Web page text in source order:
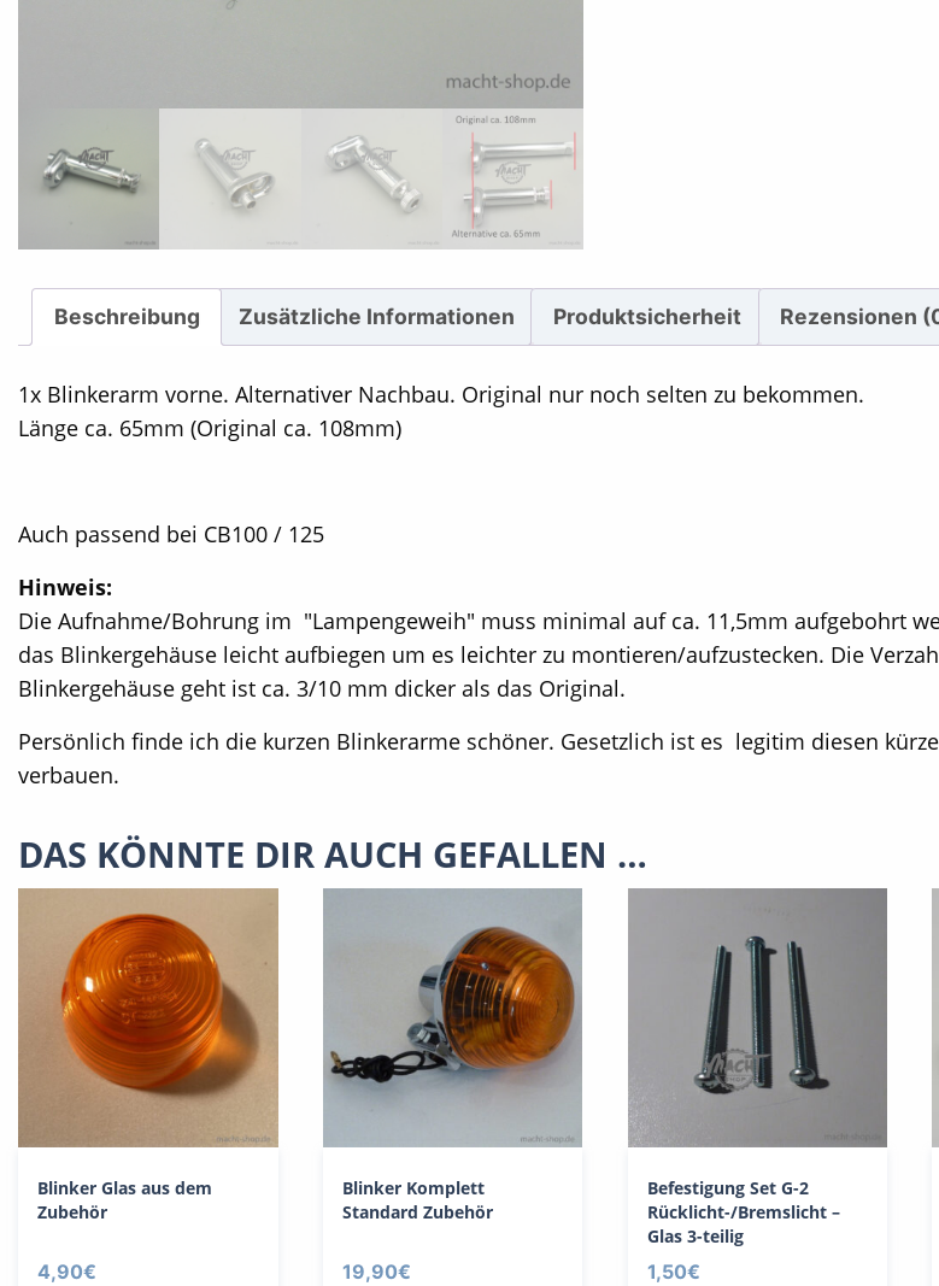
Beschreibung Zusätzliche Informationen Produktsicherheit Rezensionen
1x Blinkerarm vorne. Alternativer Nachbau. Original nur noch selten zu bekommen.
Länge ca. 65mm (Original ca. 108mm)
Auch passend bei CB100 / 125
Hinweis:
Die Aufnahme/Bohrung im "Lampengeweih" muss minimal auf ca. 11,5mm aufgebohrt
das Blinkergehäuse leicht aufbiegen um es leichter zu montieren/aufzustecken. Die
Blinkergehäuse geht ist ca. 3/10 mm dicker als das Original.
Persönlich finde ich die kurzen Blinkerarme schöner. Gesetzlich ist es legitim diesen
verbauen.
DAS KÖNNTE DIR AUCH GEFALLEN …
Blinker Glas aus dem
Zubehör
4,90€
Blinker Komplett
Standard Zubehör
19,90€
Befestigung Set G-2
Rücklicht-/Bremslicht –
Glas 3-teilig
1,50€